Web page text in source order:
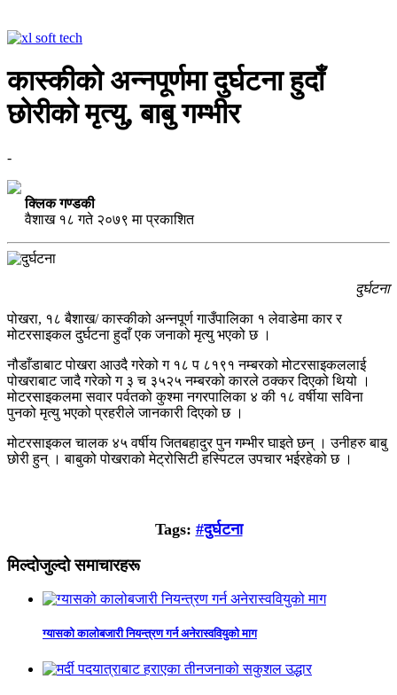
कास्कीको अन्नपूर्णमा दुर्घटना हुदाँ
छोरीको मृत्यु, बाबु गम्भीर
-
क्लिक गण्डकी
वैशाख १८ गते २०७९ मा प्रकाशित
दुर्घटना
पोखरा, १८ बैशाख/ कास्कीको अन्नपूर्ण गाउँपालिका १ लेवाडेमा कार र
मोटरसाइकल दुर्घटना हुदाँ एक जनाको मृत्यु भएको छ ।
नौडाँडाबाट पोखरा आउदै गरेको ग १८ प ८१९१ नम्बरको मोटरसाइकललाई
पोखराबाट जादै गरेको ग ३ च ३५२५ नम्बरको कारले ठक्कर दिएको थियो ।
मोटरसाइकलमा सवार पर्वतको कुश्मा नगरपालिका ४ की १८ वर्षीया सविना
पुनको मृत्यु भएको प्रहरीले जानकारी दिएको छ ।
मोटरसाइकल चालक ४५ वर्षीय जितबहादुर पुन गम्भीर घाइते छन् । उनीहरु बाबु
छोरी हुन् । बाबुको पोखराको मेट्रोसिटी हस्पिटल उपचार भईरहेको छ ।
Tags: #दुर्घटना
मिल्दोजुल्दो समाचारहरू
ग्यासको कालोबजारी नियन्त्रण गर्न अनेरास्ववियुको माग